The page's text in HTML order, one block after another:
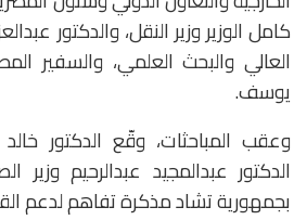
كامل الوزير وزير النقل، والدكتور
العالي والبحث العلمي، والسفير
يوسف.
وعقب المباحثات، وقّع الدكتور
الدكتور عبدالمجيد عبدالرحيم وزير
بجمهورية تشاد مذكرة تفاهم لدعم